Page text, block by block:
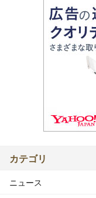
カテゴリ
ニュース